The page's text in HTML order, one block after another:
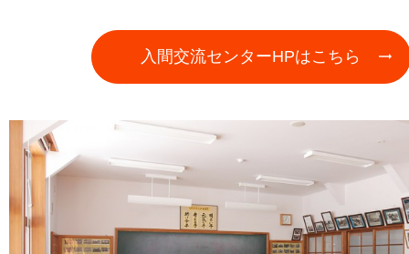
入間交流センターHPはこちら